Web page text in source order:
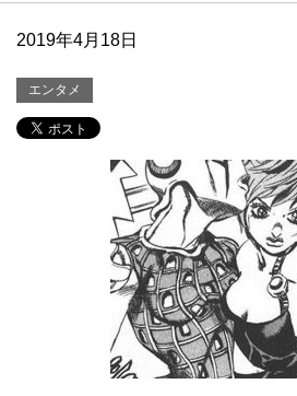
2019年4月18日
エンタメ